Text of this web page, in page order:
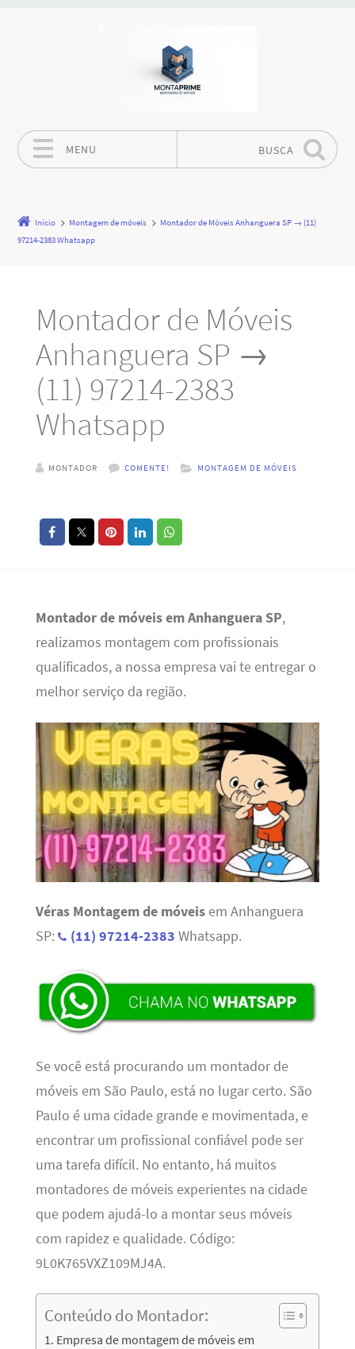
MENU BUSCA
Início Montagem de móveis
Montador de Móveis Anhanguera SP → (11)
97214-2383 Whatsapp
Montador de Móveis
Anhanguera SP →
(11) 97214-2383
Whatsapp
MONTADOR COMENTE! MONTAGEM DE MÓVEIS
Montador de móveis em Anhanguera SP,
realizamos montagem com profissionais
qualificados, a nossa empresa vai te entregar o
melhor serviço da região.
Véras Montagem de móveisem Anhanguera
SP:
(11) 97214-2383 Whatsapp.
Se você está procurando um montador de
móveis em São Paulo, está no lugar certo. São
Paulo é uma cidade grande e movimentada, e
encontrar um profissional confiável pode ser
uma tarefa difícil. No entanto, há muitos
montadores de móveis experientes na cidade
que podem ajudá-lo a montar seus móveis
com rapidez e qualidade. Código:
9L0K765VXZ109MJ4A.
Conteúdo do Montador:
Empresa de montagem de móveis em